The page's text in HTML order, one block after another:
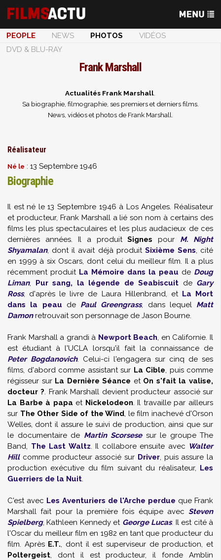
PEOPLE NEWS PHOTOS
VIDÉOS
DVD & BLU-RAY
Frank Marshall
Actualités Frank Marshall
Sa biographie, filmographie, ses premiers et derniers films.
News, vidéos et photos de Frank Marshall.
Réalisateur
Né le : 13 Septembre 1946
Biographie
Il est né le 13 Septembre 1946 à Los Angeles. Réalisateur
et producteur, Frank Marshall a lié son nom à certains des
films les plus spectaculaires et les plus audacieux de ces
dernières années. Il a produitSignespour M. Night
Shyamalan, dont il avait déjà produit Sixième Sens, cité
en 1999 à six Oscars, dont celui du meilleur film. Il a plus
récemment produit La Mémoire dans la peau de Doug
Liman, Pur sang, la légende de Seabiscuit de Gary
Ross, d'après le livre de Laura Hillenbrand, et La Mort
dans la peau de Paul Greengrass, dans lequel Matt
Damonretrouvait son personnage de Jason Bourne.
Frank Marshall a grandi à Newport Beach, en Californie. Il
est étudiant à l'UCLA lorsqu'il fait la connaissance de
Peter Bogdanovich. Celui-ci l'engagera sur cinq de ses
films, d'abord comme assistant sur La Cible, puis comme
régisseur sur La Dernière Séance et On s'fait la valise,
docteur ?. Frank Marshall devient producteur associé sur
La Barbe à papa et Nickelodeon. Il travaille par ailleurs
sur The Other Side of the Wind, le film inachevé d'Orson
Welles, dont il assure le suivi de production, ainsi que sur
le documentaire de Martin Scorsesesur le groupe The
Band, The Last Waltz. Il collabore ensuite avec Walter
Hillcomme producteur associé sur Driver, puis assure la
production exécutive du film suivant du réalisateur, Les
Guerriers de la Nuit.
C'est avec Les Aventuriers de l'Arche perdue que Frank
Marshall fait pour la première fois équipe avec Steven
Spielberg, Kathleen Kennedy et George Lucas. Il est cité à
l'Oscar du meilleur film en 1982 en tant que producteur du
film. Après E.T., dont il est superviseur de production, et
Poltergeist, dont il est producteur, il fonde Amblin